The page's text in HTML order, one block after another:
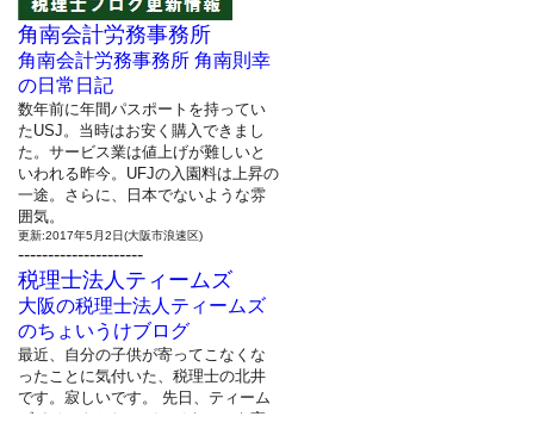
角南会計労務事務所
角南会計労務事務所 角南則幸
の日常日記
数年前に年間パスポートを持ってい
たUSJ。当時はお安く購入できまし
た。サービス業は値上げが難しいと
いわれる昨今。UFJの入園料は上昇の
一途。さらに、日本でないような雰
囲気。
更新:2017年5月2日(大阪市浪速区)
---------------------
税理士法人ティームズ
大阪の税理士法人ティームズ
のちょいうけブログ
最近、自分の子供が寄ってこなくな
ったことに気付いた、税理士の北井
です。寂しいです。 先日、ティーム
ズイベントとしてバーベキューを実